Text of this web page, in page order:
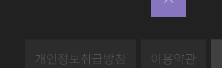
개인정보취급방침 이용약관